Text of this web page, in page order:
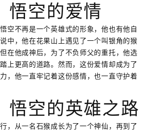
悟空的爱情
空不再是一个英雄式的形象，他也有他自
中，他在花果山上遇见了一个叫银角的猴
在他成神后，为了不负师父的重托，他选
上更高的道路。然而，这份爱情却成为了
，他一直牢记着这份感情，也一直守护着
悟空的英雄之路
，从一名石猴成长为了一个神仙，再到了